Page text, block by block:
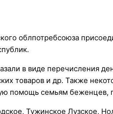
облпотребсоюза
в виде перечисления
товаров и др. Также
помощь семьям беженцев,
Тужинское Лузское,